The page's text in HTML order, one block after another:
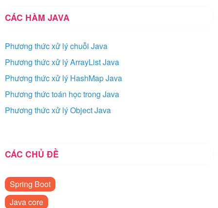
CÁC HÀM JAVA
Phương thức xử lý chuỗi Java
Phương thức xử lý ArrayList Java
Phương thức xử lý HashMap Java
Phương thức toán học trong Java
Phương thức xử lý Object Java
CÁC CHỦ ĐỀ
Spring Boot
Java core